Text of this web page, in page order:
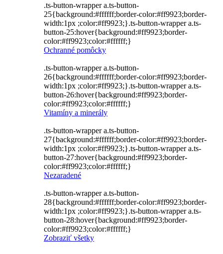
.ts-button-wrapper a.ts-button-
25{background:#ffffff;border-color:#ff9923;border-
width:1px ;color:#ff9923;}.ts-button-wrapper a.ts-
button-25:hover{background:#ff9923;border-
color:#ff9923;color:#ffffff;}
Ochranné pomôcky
.ts-button-wrapper a.ts-button-
26{background:#ffffff;border-color:#ff9923;border-
width:1px ;color:#ff9923;}.ts-button-wrapper a.ts-
button-26:hover{background:#ff9923;border-
color:#ff9923;color:#ffffff;}
Vitamíny a minerály
.ts-button-wrapper a.ts-button-
27{background:#ffffff;border-color:#ff9923;border-
width:1px ;color:#ff9923;}.ts-button-wrapper a.ts-
button-27:hover{background:#ff9923;border-
color:#ff9923;color:#ffffff;}
Nezaradené
.ts-button-wrapper a.ts-button-
28{background:#ffffff;border-color:#ff9923;border-
width:1px ;color:#ff9923;}.ts-button-wrapper a.ts-
button-28:hover{background:#ff9923;border-
color:#ff9923;color:#ffffff;}
Zobraziť všetky